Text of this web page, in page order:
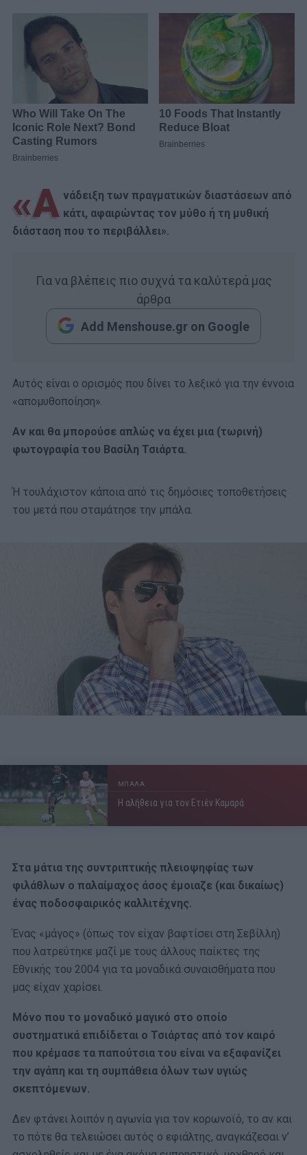
«Α νάδειξη των πραγματικών διαστάσεων από
κάτι, αφαιρώντας τον μύθο ή τη μυθική
διάσταση που το περιβάλλει».
Για να βλέπεις πιο συχνά τα καλύτερά μας
άρθρα
Add Menshouse.gr on Google
Αυτός είναι ο ορισμός που δίνει το λεξικό για την έννοια
«απομυθοποίηση».
Αν και θα μπορούσε απλώς να έχει μια (τωρινή)
φωτογραφία του Βασίλη Τσιάρτα.
Ή τουλάχιστον κάποια από τις δημόσιες τοποθετήσεις
του μετά που σταμάτησε την μπάλα.
ΜΠΑΛΑ
Η αλήθεια για τον Ετιέν Καμαρά
Στα μάτια της συντριπτικής πλειοψηφίας των
φιλάθλων ο παλαίμαχος άσος έμοιαζε (και δικαίως)
ένας ποδοσφαιρικός καλλιτέχνης.
Ένας «μάγος» (όπως τον είχαν βαφτίσει στη Σεβίλλη)
που λατρεύτηκε μαζί με τους άλλους παίκτες της
Εθνικής του 2004 για τα μοναδικά συναισθήματα που
μας είχαν χαρίσει.
Μόνο που το μοναδικό μαγικό στο οποίο
συστηματικά επιδίδεται ο Τσιάρτας από τον καιρό
που κρέμασε τα παπούτσια του είναι να εξαφανίζει
την αγάπη και τη συμπάθεια όλων των υγιώς
σκεπτόμενων.
Δεν φτάνει λοιπόν η αγωνία για τον κορωνοϊό, το αν και
το πότε θα τελειώσει αυτός ο εφιάλτης, αναγκάζεσαι ν’